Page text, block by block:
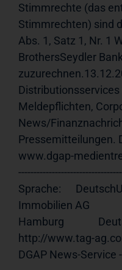
Stimmrechte (das
Stimmrechten) sind
Abs. 1, Satz 1, Nr. 1
BrothersSeydler
Meldepflichten,
News/
Pressemitteilungen.
www.dgap-
Sprache:
Immobilien AG
Hamburg
http://www.tag-
DGAP News-Service